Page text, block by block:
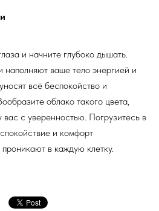
и начните глубоко дышать.
наполняют ваше тело энергией и
всё беспокойство и
облако такого цвета,
вас с уверенностью. Погрузитесь в
и комфорт
в каждую клетку.